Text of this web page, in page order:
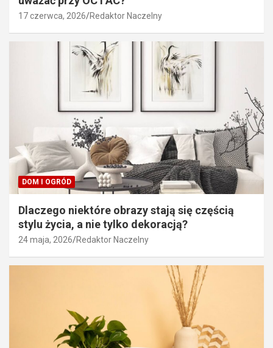
17 czerwca, 2026 Redaktor Naczelny
DOM I OGRÓD
Dlaczego niektóre obrazy stają się częścią
stylu życia, a nie tylko dekoracją?
24 maja, 2026 Redaktor Naczelny